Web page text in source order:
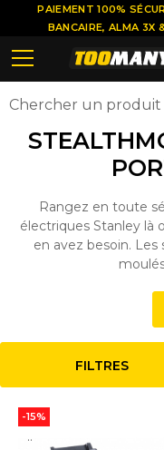
Rangez en toute
électriques Stanley là
en avez besoin.
FILTRES
..
-15%
PAIEMENT 100%
BANCAIRE, ALMA 3X